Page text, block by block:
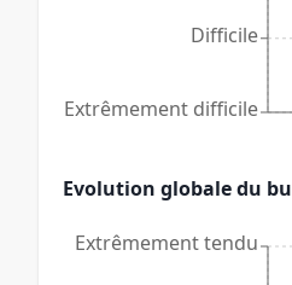
Extrêmement difficile
Difficile
Evolution globale du
Extrêmement tendu